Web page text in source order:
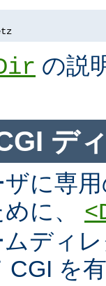
の説
デ
に専
に、
ディ
CGI を